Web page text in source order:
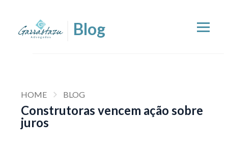
HOME BLOG
Construtoras vencem ação sobre
juros